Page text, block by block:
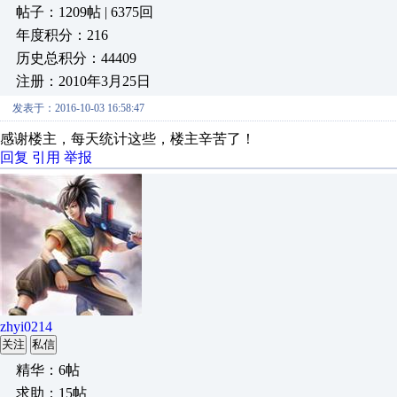
帖子：1209帖 | 6375回
年度积分：216
历史总积分：44409
注册：2010年3月25日
发表于：2016-10-03 16:58:47
感谢楼主，每天统计这些，楼主辛苦了！
回复 引用 举报
zhyi0214
关注 私信
精华：6帖
求助：15帖